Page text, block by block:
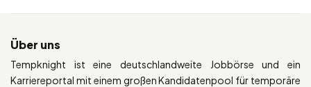
Über uns
Tempknight ist eine deutschlandweite Jobbörse und ein
Karriereportal mit einem großen Kandidatenpool für temporäre